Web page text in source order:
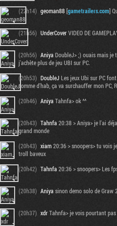
(22h14) geoman88[gametrailers.com]
(21h56) UnderCoverVIDEO DE
(20h56) Aniya DoubleJ> ;) ouais mais je
j'achète plus de jeu UBI sur PC.
(20h53) DoubleJ Les jeux Ubi sur PC
comme d'hab, ça va surchauffer mon PC,
(20h46) Aniya Tahnfa> ok ^^
(20h43) Tahnfa 20:38 > Aniya> je l'ai
grand monde
(20h43) xiam20:36 > snoopers> tu vois
troll baveux
(20h42) Tahnfa 20:36 > snoopers> Les
(20h38) Aniya sinon demo solo de Graw
(20h37) xdrTahnfa> je vois pourtant